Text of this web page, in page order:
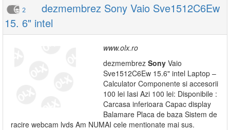
2
dezmembrez Sony Vaio Sve1512C6Ew
15. 6" intel
www.olx.ro
dezmembrez Sony Vaio
Sve1512C6Ew 15.6" intel Laptop –
Calculator Componente si accesorii
100 lei Iasi Azi 100 lei: Disponibile :
Carcasa inferioara Capac display
Balamare Placa de baza Sistem de
racire webcam lvds Am NUMAI cele mentionate mai sus.